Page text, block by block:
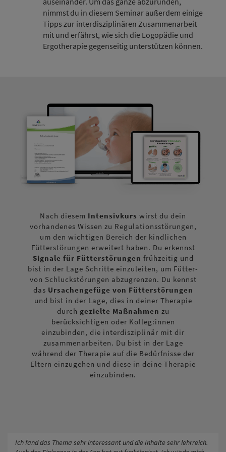
nimmst du in diesem Seminar außerdem einige
Tipps zur interdisziplinären Zusammenarbeit
mit und erfährst, wie sich die Logopädie und
Ergotherapie gegenseitig unterstützen können.
Nach diesem Intensivkurs wirst du dein
vorhandenes Wissen zu Regulationsstörungen,
um den wichtigen Bereich der kindlichen
Fütterstörungen erweitert haben. Du erkennst
Signale für Fütterstörungen frühzeitig und
bist in der Lage Schritte einzuleiten, um Fütter-
von Schluckstörungen abzugrenzen. Du kennst
das Ursachengefüge von Fütterstörungen
und bist in der Lage, dies in deiner Therapie
durch gezielte Maßnahmen zu
berücksichtigen oder Kolleg:innen
einzubinden, die interdisziplinär mit dir
zusammenarbeiten. Du bist in der Lage
während der Therapie auf die Bedürfnisse der
Eltern einzugehen und diese in deine Therapie
einzubinden.
Ich fand das Thema sehr interessant und die Inhalte sehr lehrreich.